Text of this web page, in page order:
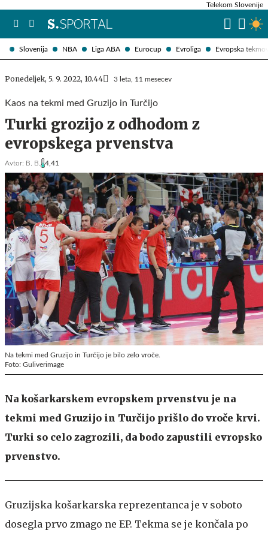
Slovenija NBA Liga ABA Eurocup Evroliga Evropska
Telekom Slovenije
Ponedeljek, 5. 9. 2022, 10.44 3 leta, 11 mesecev
Kaos na tekmi med Gruzijo in Turčijo
Turki grozijo z odhodom z
evropskega prvenstva
Avtor: B. B. 4,41
Na tekmi med Gruzijo in Turčijo je bilo zelo vroče.
Foto: Guliverimage
Na košarkarskem evropskem prvenstvu je na
tekmi med Gruzijo in Turčijo prišlo do vroče krvi.
Turki so celo zagrozili, da bodo zapustili evropsko
prvenstvo.
Gruzijska košarkarska reprezentanca je v soboto
dosegla prvo zmago ne EP. Tekma se je končala po